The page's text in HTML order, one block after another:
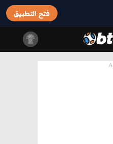
فتح التطبيق